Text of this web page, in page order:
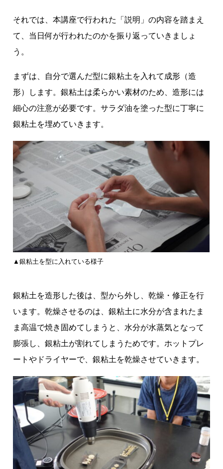
それでは、本講座で行われた「説明」の内容を踏まえ
て、当日何が行われたのかを振り返っていきましょ
う。
まずは、自分で選んだ型に銀粘土を入れて成形（造
形）します。銀粘土は柔らかい素材のため、造形には
細心の注意が必要です。サラダ油を塗った型に丁寧に
銀粘土を埋めていきます。
▲銀粘土を型に入れている様子
銀粘土を造形した後は、型から外し、乾燥・修正を行
います。乾燥させるのは、銀粘土に水分が含まれたま
ま高温で焼き固めてしまうと、水分が水蒸気となって
膨張し、銀粘土が割れてしまうためです。ホットプレ
ートやドライヤーで、銀粘土を乾燥させていきます。